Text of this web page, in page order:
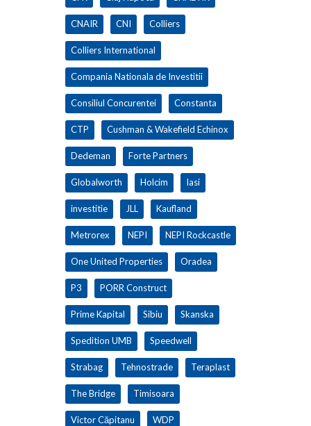
CNAIR CNI Colliers
Colliers International
Compania Nationala de Investitii
Consiliul Concurentei Constanta
CTP Cushman & Wakefield Echinox
Dedeman Forte Partners
Globalworth Holcim Iasi
investitie JLL Kaufland
Metrorex NEPI NEPI Rockcastle
One United Properties Oradea
P3 PORR Construct
Prime Kapital Sibiu Skanska
Spedition UMB Speedwell
Strabag Tehnostrade Teraplast
The Bridge Timisoara
Victor Căpitanu WDP